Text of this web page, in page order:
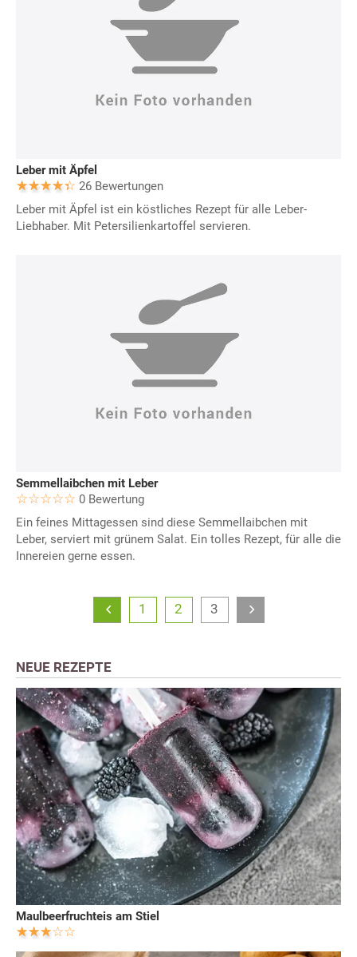
Leber mit Äpfel
26 Bewertungen
Leber mit Äpfel ist ein köstliches Rezept für alle Leber-
Liebhaber. Mit Petersilienkartoffel servieren.
Semmellaibchen mit Leber
0 Bewertung
Ein feines Mittagessen sind diese Semmellaibchen mit
Leber, serviert mit grünem Salat. Ein tolles Rezept, für alle die
Innereien gerne essen.
1 2 3
NEUE REZEPTE
Maulbeerfruchteis am Stiel